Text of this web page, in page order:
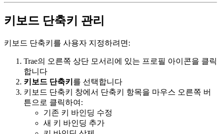
키보드 단축키 관리
키보드 단축키를 사용자 지정하려면:
Trae의 오른쪽 상단 모서리에 있는 프로필 아이콘을 클릭
합니다
키보드 단축키 를 선택합니다
키보드 단축키 창에서 단축키 항목을 마우스 오른쪽 버
튼으로 클릭하여:
기존 키 바인딩 수정
새 키 바인딩 추가